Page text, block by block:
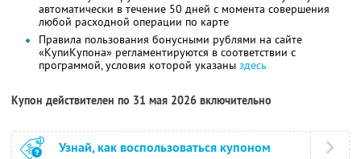
автоматически в течение 50 дней с момента совершения
любой расходной операции по карте
Правила пользования бонусными рублями на сайте
«КупиКупона» регламентируются в соответствии с
программой, условия которой указаны здесь
Купон действителен по 31 мая 2026 включительно
Узнай, как воспользоваться купоном